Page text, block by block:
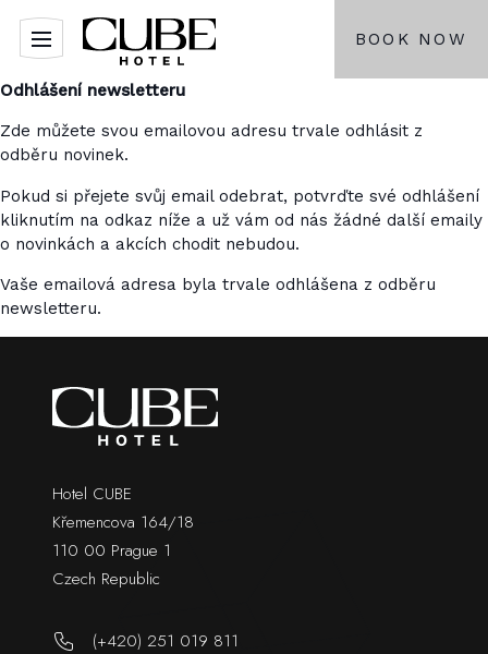
BOOK NOW
Odhlášení newsletteru
Zde můžete svou emailovou adresu trvale odhlásit z
odběru novinek.
Pokud si přejete svůj email odebrat, potvrďte své odhlášení
kliknutím na odkaz níže a už vám od nás žádné další emaily
o novinkách a akcích chodit nebudou.
Vaše emailová adresa byla trvale odhlášena z odběru
newsletteru.
Hotel CUBE
Křemencova 164/18
110 00 Prague 1
Czech Republic
(+420) 251 019 811